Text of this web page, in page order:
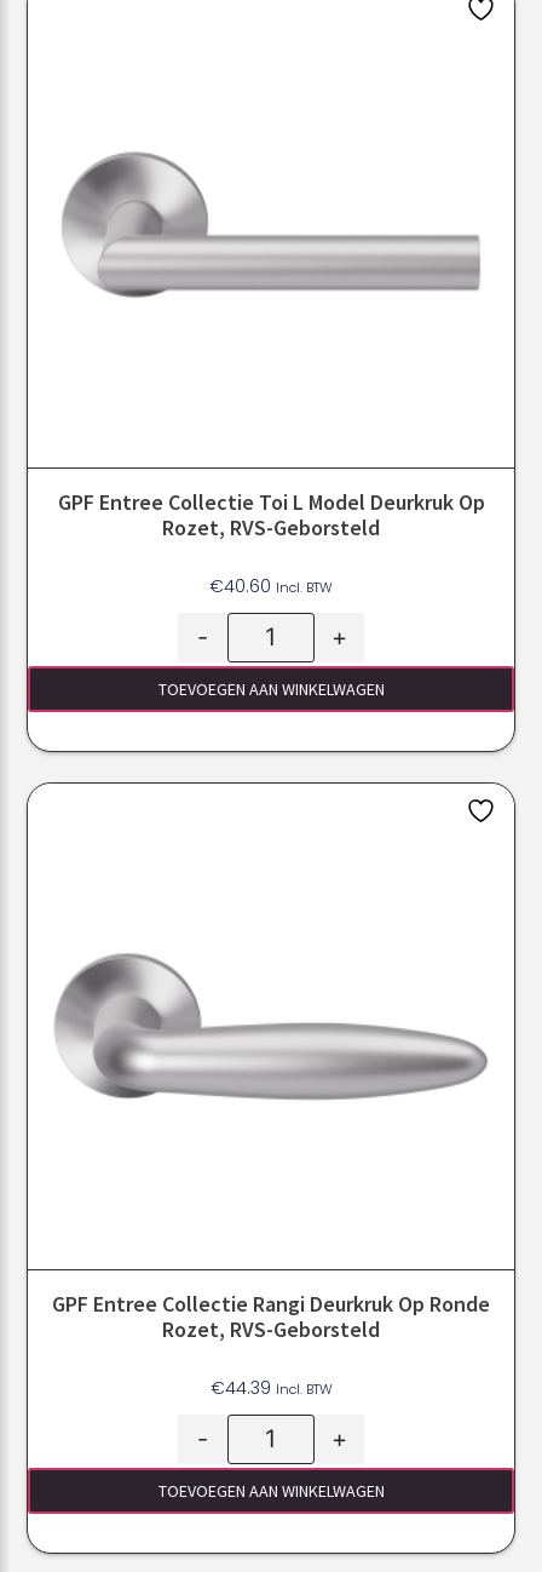
GPF Entree Collectie Toi L Model Deurkruk Op
Rozet, RVS-Geborsteld
€40.60 Incl. BTW
- +
TOEVOEGEN AAN WINKELWAGEN
GPF Entree Collectie Rangi Deurkruk Op Ronde
Rozet, RVS-Geborsteld
€44.39 Incl. BTW
- +
TOEVOEGEN AAN WINKELWAGEN